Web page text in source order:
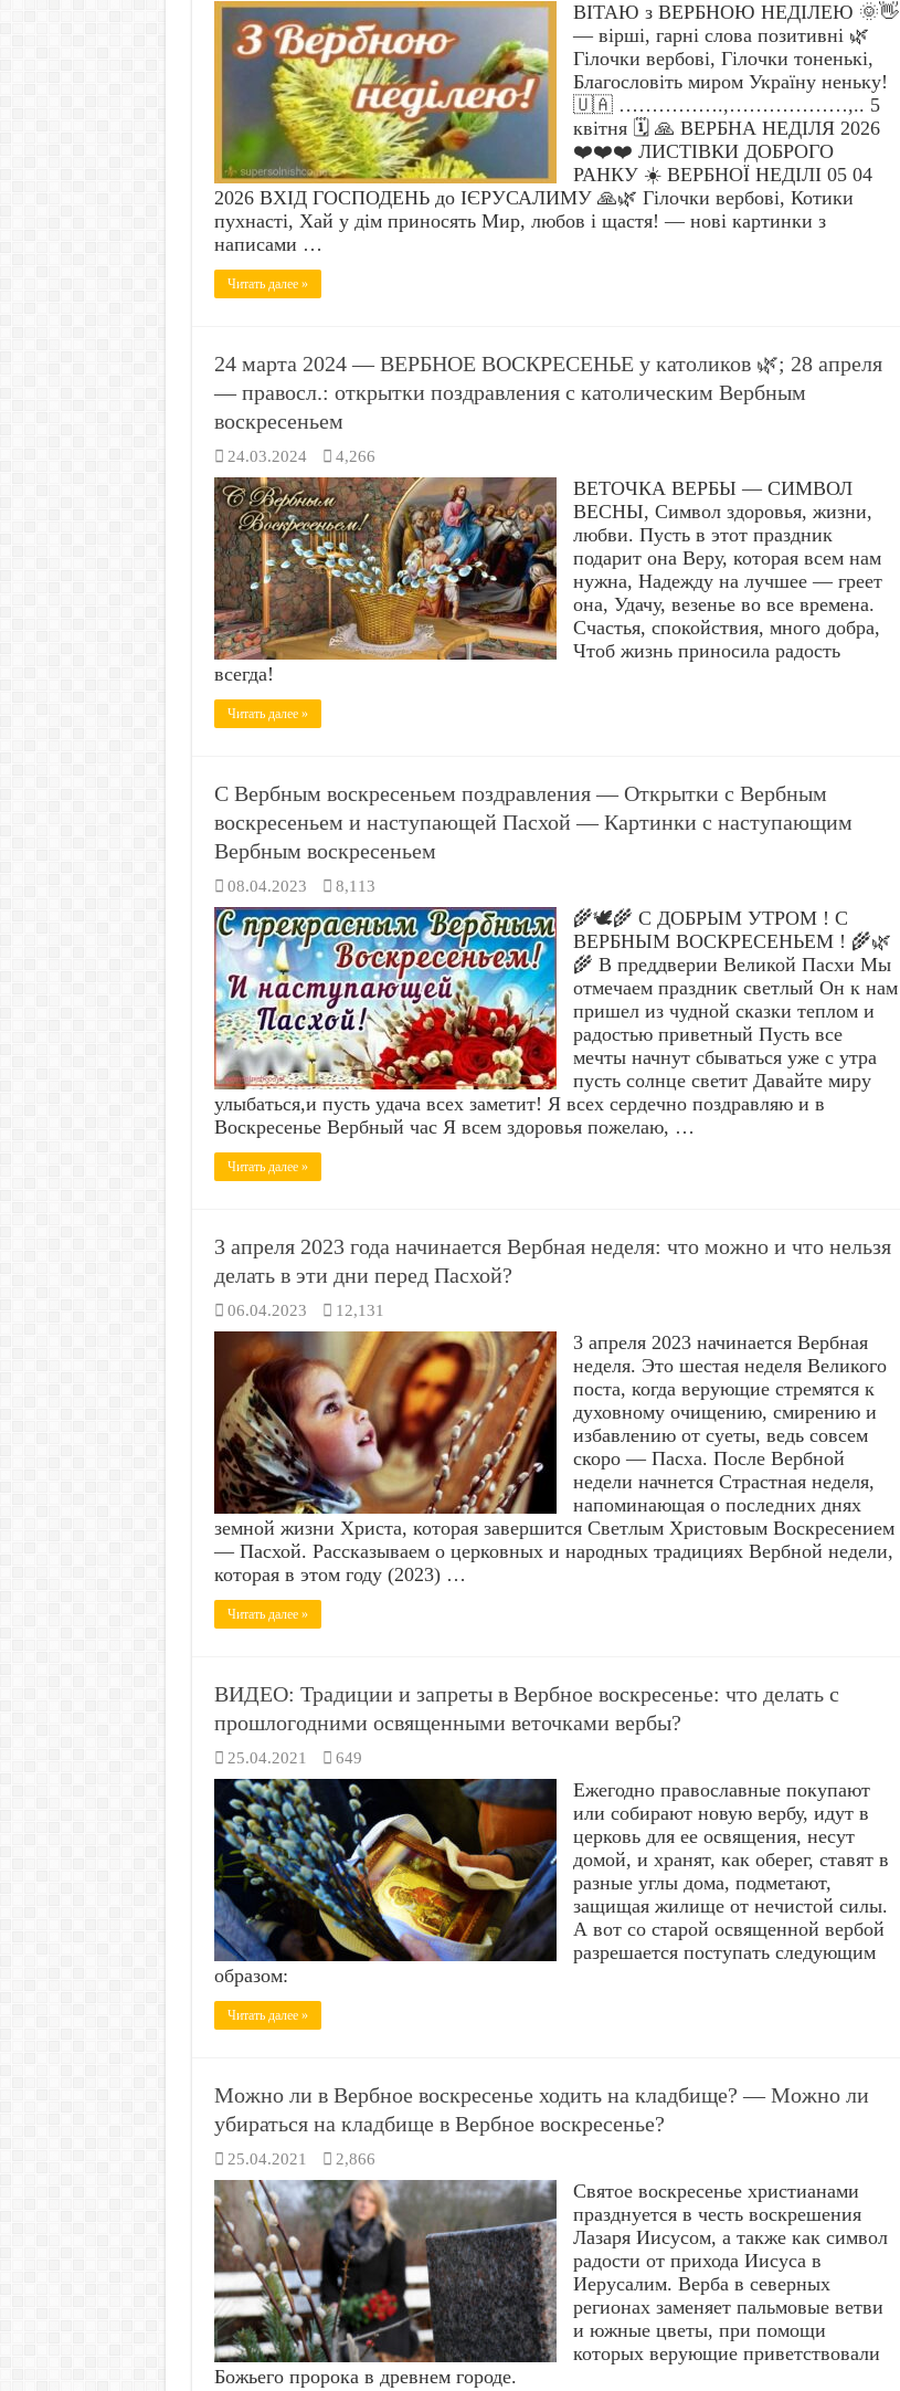
ВІТАЮ з ВЕРБНОЮ НЕДІЛЕЮ 🌞👋
— вірші, гарні слова позитивні 🌿
Гілочки вербові, Гілочки тоненькі,
Благословіть миром Україну неньку!
🇺🇦 …………….,………………,.. 5
квітня 🗓️ 🙏 ВЕРБНА НЕДІЛЯ 2026
❤️❤️❤️ ЛИСТІВКИ ДОБРОГО
РАНКУ ☀️ ВЕРБНОЇ НЕДІЛІ 05 04
2026 ВХІД ГОСПОДЕНЬ до ІЄРУСАЛИМУ 🙏🌿 Гілочки вербові, Котики
пухнасті, Хай у дім приносять Мир, любов і щастя! — нові картинки з
написами …
Читать далее »
24 марта 2024 — ВЕРБНОЕ ВОСКРЕСЕНЬЕ у католиков 🌿; 28 апреля
— правосл.: открытки поздравления с католическим Вербным
воскресеньем
24.03.2024 4,266
ВЕТОЧКА ВЕРБЫ — СИМВОЛ
ВЕСНЫ, Символ здоровья, жизни,
любви. Пусть в этот праздник
подарит она Веру, которая всем нам
нужна, Надежду на лучшее — греет
она, Удачу, везенье во все времена.
Счастья, спокойствия, много добра,
Чтоб жизнь приносила радость
всегда!
Читать далее »
С Вербным воскресеньем поздравления — Открытки с Вербным
воскресеньем и наступающей Пасхой — Картинки с наступающим
Вербным воскресеньем
08.04.2023 8,113
🌾🕊️🌾 С ДОБРЫМ УТРОМ ! С
ВЕРБНЫМ ВОСКРЕСЕНЬЕМ ! 🌾🌿
🌾 В преддверии Великой Пасхи Мы
отмечаем праздник светлый Он к нам
пришел из чудной сказки теплом и
радостью приветный Пусть все
мечты начнут сбываться уже с утра
пусть солнце светит Давайте миру
улыбаться,и пусть удача всех заметит! Я всех сердечно поздравляю и в
Воскресенье Вербный час Я всем здоровья пожелаю, …
Читать далее »
3 апреля 2023 года начинается Вербная неделя: что можно и что нельзя
делать в эти дни перед Пасхой?
06.04.2023 12,131
3 апреля 2023 начинается Вербная
неделя. Это шестая неделя Великого
поста, когда верующие стремятся к
духовному очищению, смирению и
избавлению от суеты, ведь совсем
скоро — Пасха. После Вербной
недели начнется Страстная неделя,
напоминающая о последних днях
земной жизни Христа, которая завершится Светлым Христовым Воскресением
— Пасхой. Рассказываем о церковных и народных традициях Вербной недели,
которая в этом году (2023) …
Читать далее »
ВИДЕО: Традиции и запреты в Вербное воскресенье: что делать с
прошлогодними освященными веточками вербы?
25.04.2021 649
Ежегодно православные покупают
или собирают новую вербу, идут в
церковь для ее освящения, несут
домой, и хранят, как оберег, ставят в
разные углы дома, подметают,
защищая жилище от нечистой силы.
А вот со старой освященной вербой
разрешается поступать следующим
образом:
Читать далее »
Можно ли в Вербное воскресенье ходить на кладбище? — Можно ли
убираться на кладбище в Вербное воскресенье?
25.04.2021 2,866
Святое воскресенье христианами
празднуется в честь воскрешения
Лазаря Иисусом, а также как символ
радости от прихода Иисуса в
Иерусалим. Верба в северных
регионах заменяет пальмовые ветви
и южные цветы, при помощи
которых верующие приветствовали
Божьего пророка в древнем городе.